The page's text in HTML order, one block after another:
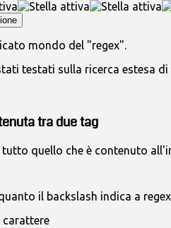
mondo del "regex".
testati sulla ricerca estesa di
tra due tag
tutto quello che è contenuto
il backslash indica a
carattere